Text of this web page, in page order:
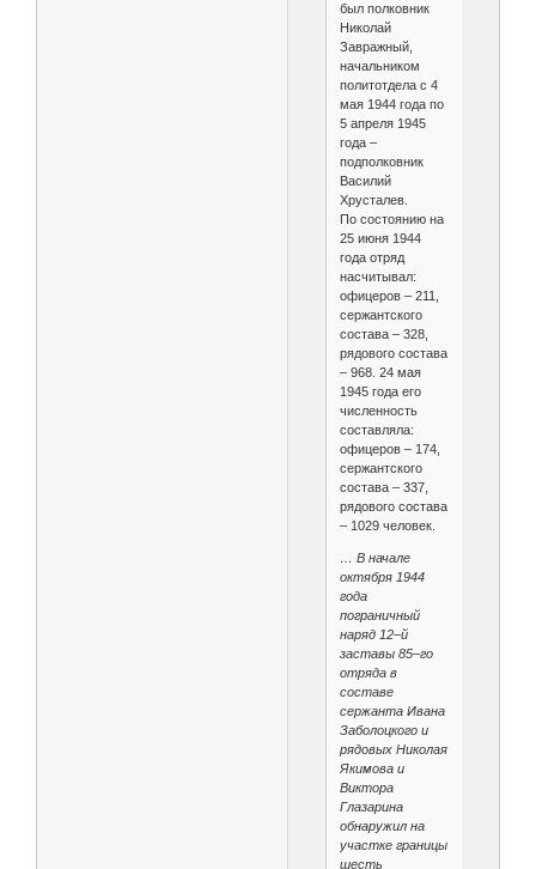
был полковник
Николай
Завражный,
начальником
политотдела с 4
мая 1944 года по
5 апреля 1945
года –
подполковник
Василий
Хрусталев.
По состоянию на
25 июня 1944
года отряд
насчитывал:
офицеров – 211,
сержантского
состава – 328,
рядового состава
– 968. 24 мая
1945 года его
численность
составляла:
офицеров – 174,
сержантского
состава – 337,
рядового состава
– 1029 человек.
… В начале
октября 1944
года
пограничный
наряд 12–й
заставы 85–го
отряда в
составе
сержанта Ивана
Заболоцкого и
рядовых Николая
Якимова и
Виктора
Глазарина
обнаружил на
участке границы
шесть